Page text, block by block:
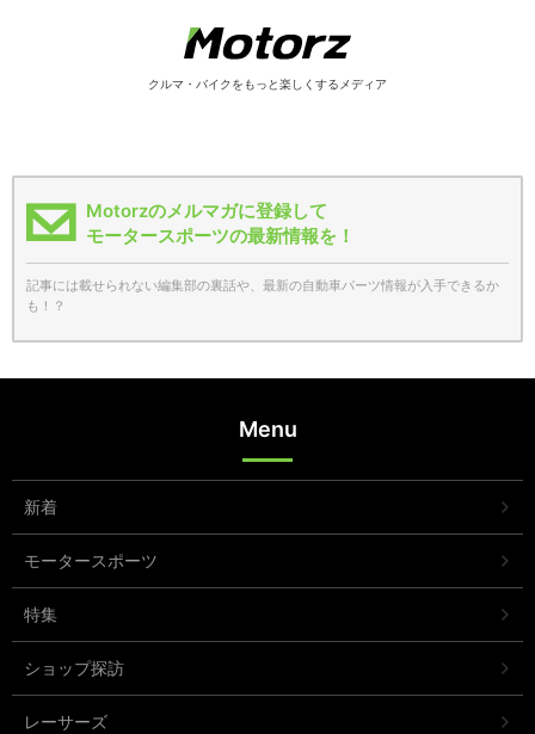
クルマ・バイクをもっと楽しくするメディア
Motorzのメルマガに登録して
モータースポーツの最新情報を！
記事には載せられない編集部の裏話や、最新の自動車パーツ情報が入手できるか
も！？
Menu
新着
モータースポーツ
特集
ショップ探訪
レーサーズ